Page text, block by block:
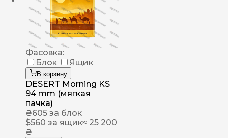
Фасовка:
Блок
Ящик
В корзину
DESERT Morning KS
94 mm (мягкая
пачка)
₴605 за блок
$560 за ящик≈ 25 200
₴